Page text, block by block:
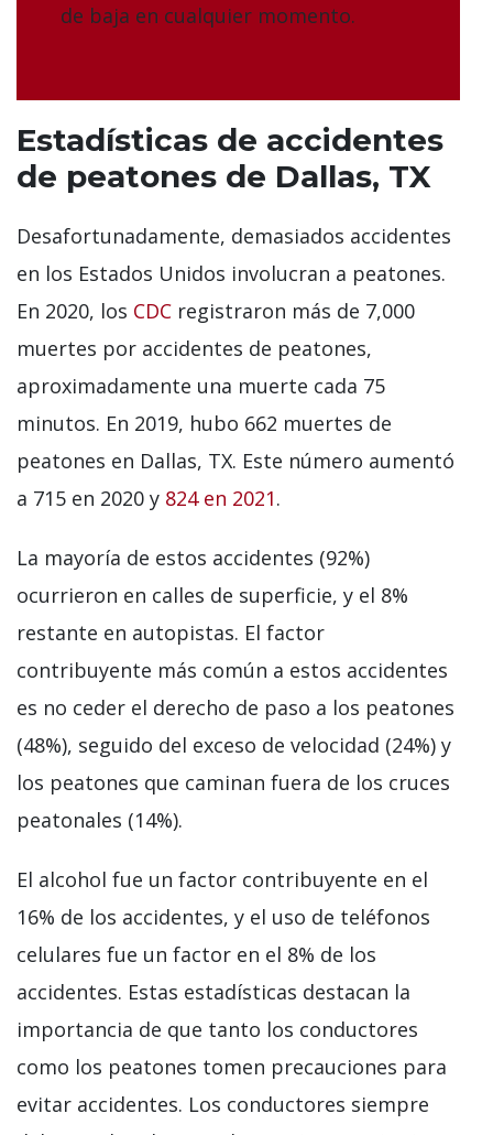
de baja en cualquier momento.
Estadísticas de accidentes
de peatones de Dallas, TX
Desafortunadamente, demasiados accidentes
en los Estados Unidos involucran a peatones.
En 2020, los CDC registraron más de 7,000
muertes por accidentes de peatones,
aproximadamente una muerte cada 75
minutos. En 2019, hubo 662 muertes de
peatones en Dallas, TX. Este número aumentó
a 715 en 2020 y 824 en 2021.
La mayoría de estos accidentes (92%)
ocurrieron en calles de superficie, y el 8%
restante en autopistas. El factor
contribuyente más común a estos accidentes
es no ceder el derecho de paso a los peatones
(48%), seguido del exceso de velocidad (24%) y
los peatones que caminan fuera de los cruces
peatonales (14%).
El alcohol fue un factor contribuyente en el
16% de los accidentes, y el uso de teléfonos
celulares fue un factor en el 8% de los
accidentes. Estas estadísticas destacan la
importancia de que tanto los conductores
como los peatones tomen precauciones para
evitar accidentes. Los conductores siempre